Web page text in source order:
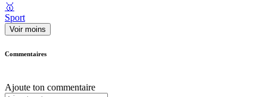
🥇
Sport
Voir moins
Commentaires
Ajoute ton commentaire